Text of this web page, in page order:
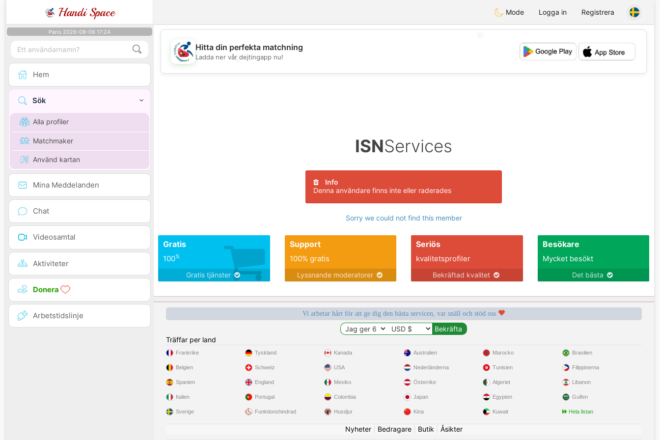
Handi Space Mode Logga in Registrera
Paris 2026-08-06 17:24
Hem
Sök
Alla profiler
Matchmaker
Använd kartan
Mina Meddelanden
Chat
Videosamtal
Aktiviteter
Donera
Arbetstidslinje
💖
💕
Hitta din perfekta matchning
Ladda ner vår dejtingapp nu!
ISNServices
Info
Denna användare finns inte eller raderades
Sorry we could not find this member
Gratis
100%
Gratis tjänster
Support
100% gratis
Lyssnande moderatorer
Seriös
kvalitetsprofiler
Bekräftad kvalitet
Besökare
Mycket besökt
Det bästa
Vi arbetar hårt för att ge dig den bästa servicen, var snäll och stöd oss
Träffar per land
Frankrike
Belgien
Spanien
Italien
Sverige
Tyskland
Schweiz
England
Portugal
Funktionshindrad
Kanada
USA
Mexiko
Colombia
Husdjur
Australien
Nederländerna
Österrike
Japan
Kina
Marocko
Tunisien
Algeriet
Egypten
Kuwait
Brasilien
Filippinerna
Libanon
Gulfen
Hela listan
Nyheter| Bedragare| Butik Åsikter